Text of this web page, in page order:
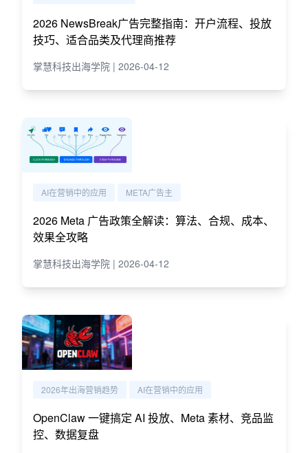
2026 NewsBreak广告完整指南：开户流程、投放
技巧、适合品类及代理商推荐
掌慧科技出海学院 | 2026-04-12
AI在营销中的应用 META广告主
2026 Meta 广告政策全解读：算法、合规、成本、
效果全攻略
掌慧科技出海学院 | 2026-04-12
2026年出海营销趋势 AI在营销中的应用
OpenClaw 一键搞定 AI 投放、Meta 素材、竞品监
控、数据复盘